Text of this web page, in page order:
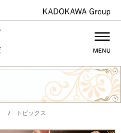
/ トピックス